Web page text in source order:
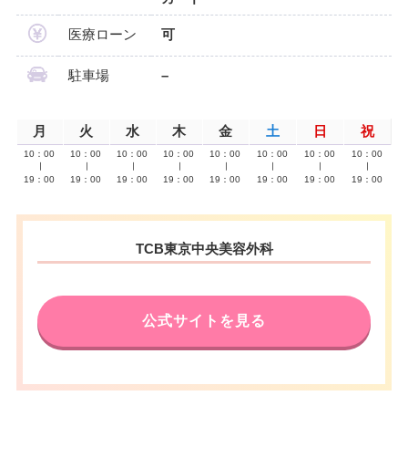
医療ローン 可
駐車場 –
月 火 水 木 金 土 日 祝
10：00
19：00
10：00
19：00
10：00
19：00
10：00
19：00
10：00
19：00
10：00
19：00
10：00
19：00
10：00
19：00
TCB東京中央美容外科
公式サイトを見る